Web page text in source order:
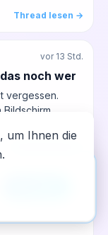
Thread lesen →
vor 13 Std.
noch wer
vergessen.
um Ihnen die